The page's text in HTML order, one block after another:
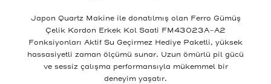
Japon Quartz Makine ile donatılmış olan Ferro Gümüş
Çelik Kordon Erkek Kol Saati FM43023A-A2
Fonksiyonları Aktif Su Geçirmez Hediye Paketli, yüksek
hassasiyetli zaman ölçümü sunar. Uzun ömürlü pil gücü
ve sessiz çalışma performansıyla mükemmel bir
deneyim yaşatır.